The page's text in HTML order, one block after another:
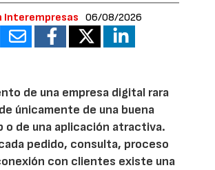
Interempresas 06/08/2026
de una empresa digital rara
únicamente de una buena
o de una aplicación atractiva.
pedido, consulta, proceso
con clientes existe una